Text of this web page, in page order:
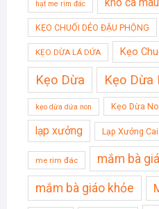
hạt me rim đác khô cà mau
KẸO CHUỐI DẺO ĐẬU PHỘNG
KẸO DỪA LÁ DỨA Kẹo
Kẹo Dừa Kẹo Dừa
kẹo dừa dứa non Kẹo Dừa
lạp xưởng Lạp Xưởng
me rim đác mắm bà
mắm bà giáo khỏe